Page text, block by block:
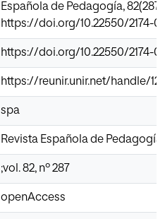
Española de Pedagogía, 82(287).
https://doi.org/10.22550/2174-
https://doi.org/10.22550/2174-
https://reunir.unir.net/handle/
spa
Revista Española de Pedagogía
;vol. 82, nº 287
openAccess